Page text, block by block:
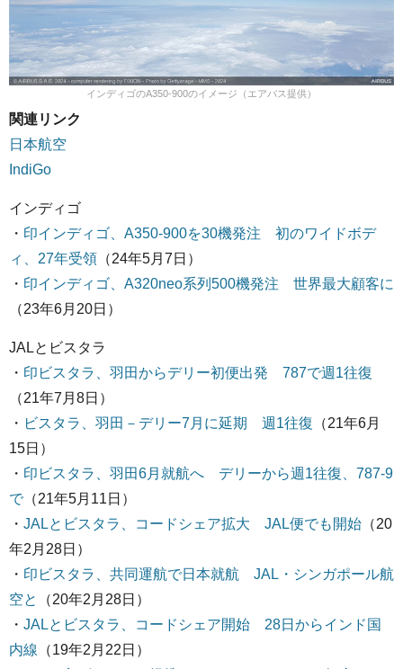
インディゴのA350-900のイメージ（エアバス提供）
関連リンク
日本航空
IndiGo
インディゴ
・ 印インディゴ、A350-900を30機発注 初のワイドボデ
ィ、27年受領 （24年5月7日）
・ 印インディゴ、A320neo系列500機発注 世界最大顧客に
（23年6月20日）
JALとビスタラ
・ 印ビスタラ、羽田からデリー初便出発 787で週1往復
（21年7月8日）
・ ビスタラ、羽田－デリー7月に延期 週1往復 （21年6月
15日）
・ 印ビスタラ、羽田6月就航へ デリーから週1往復、787-9
で（21年5月11日）
・ JALとビスタラ、コードシェア拡大 JAL便でも開始 （20
年2月28日）
・ 印ビスタラ、共同運航で日本就航 JAL・シンガポール航
空と
（20年2月28日）
・ JALとビスタラ、コードシェア開始 28日からインド国
内線 （19年2月22日）